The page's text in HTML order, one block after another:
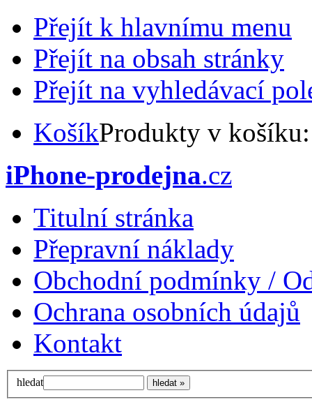
Přejít k hlavnímu menu
Přejít na obsah stránky
Přejít na vyhledávací
KošíkProdukty v
iPhone-prodejna.cz
Titulní stránka
Přepravní náklady
Obchodní podmínky /
Ochrana osobních údajů
Kontakt
hledat